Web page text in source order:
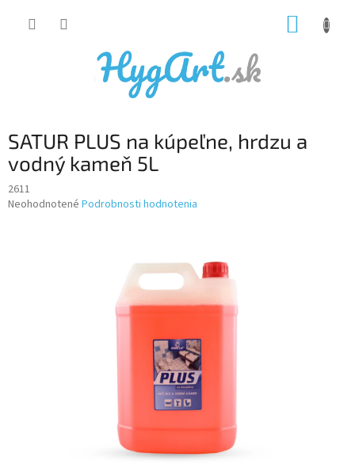
SATUR PLUS na kúpeľne, hrdzu a
vodný kameň 5L
2611
Priemerné
Neohodnotené Podrobnosti hodnotenia